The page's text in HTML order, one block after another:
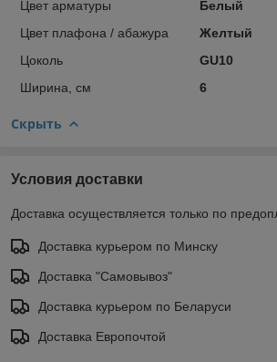
Цвет арматуры
Белый
Цвет плафона / абажура
Желтый
Цоколь
GU10
Ширина, см
6
Скрыть
Условия доставки
Доставка осуществляется только по
Доставка курьером по Минску
Доставка "Самовывоз"
Доставка курьером по Беларуси
Доставка Европочтой